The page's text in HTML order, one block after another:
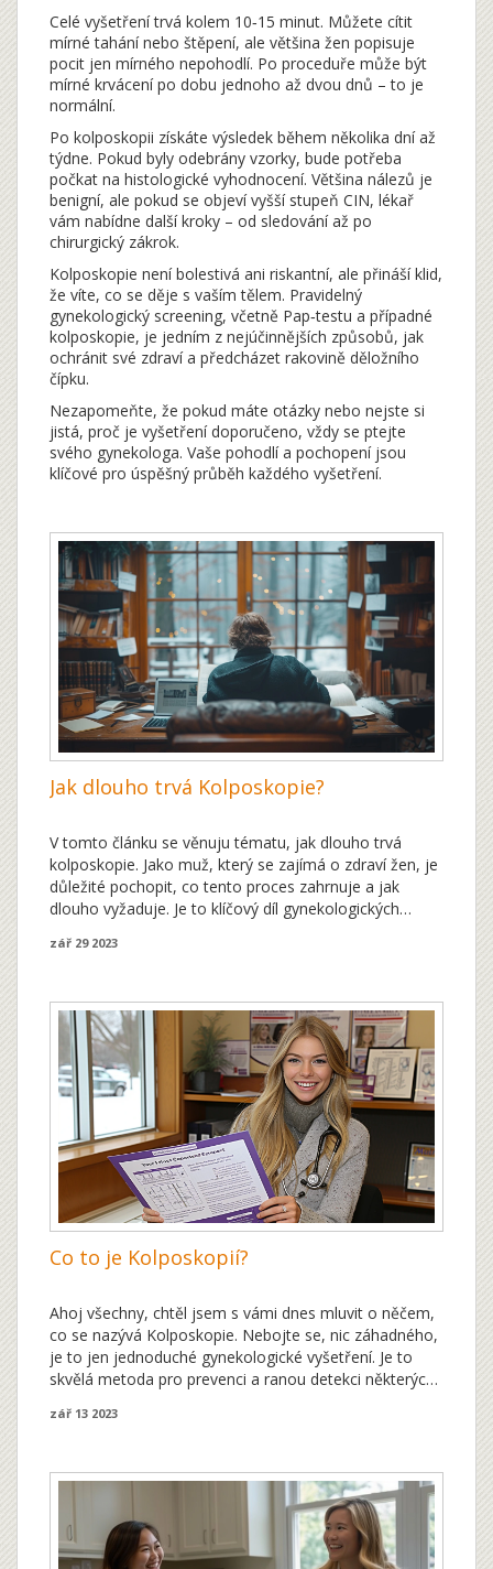
Celé vyšetření trvá kolem 10‑15 minut. Můžete cítit
mírné tahání nebo štěpení, ale většina žen popisuje
pocit jen mírného nepohodlí. Po proceduře může být
mírné krvácení po dobu jednoho až dvou dnů – to je
normální.
Po kolposkopii získáte výsledek během několika dní až
týdne. Pokud byly odebrány vzorky, bude potřeba
počkat na histologické vyhodnocení. Většina nálezů je
benigní, ale pokud se objeví vyšší stupeň CIN, lékař
vám nabídne další kroky – od sledování až po
chirurgický zákrok.
Kolposkopie není bolestivá ani riskantní, ale přináší klid,
že víte, co se děje s vaším tělem. Pravidelný
gynekologický screening, včetně Pap‑testu a případné
kolposkopie, je jedním z nejúčinnějších způsobů, jak
ochránit své zdraví a předcházet rakovině děložního
čípku.
Nezapomeňte, že pokud máte otázky nebo nejste si
jistá, proč je vyšetření doporučeno, vždy se ptejte
svého gynekologa. Vaše pohodlí a pochopení jsou
klíčové pro úspěšný průběh každého vyšetření.
Jak dlouho trvá Kolposkopie?
V tomto článku se věnuju tématu, jak dlouho trvá
kolposkopie. Jako muž, který se zajímá o zdraví žen, je
důležité pochopit, co tento proces zahrnuje a jak
dlouho vyžaduje. Je to klíčový díl gynekologických
Vysvětlím nejen dobu trvání, ale také představím celý
zář 29 2023
Co to je Kolposkopií?
Ahoj všechny, chtěl jsem s vámi dnes mluvit o něčem,
co se nazývá Kolposkopie. Nebojte se, nic záhadného,
je to jen jednoduché gynekologické vyšetření. Je to
skvělá metoda pro prevenci a ranou detekci některých
přesně je, jak to probíhá a proč je důležité toto
zář 13 2023